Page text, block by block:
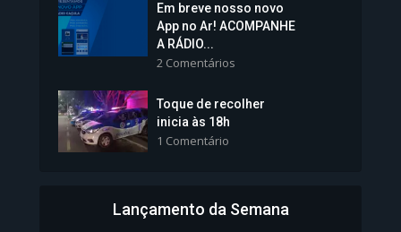
Vice-Prefeita Sheila Lemos
tomará posse nesta...
1.101 Modos de exibição
Bahia inicia emissão da
Em breve nosso novo
App no Ar! ACOMPANHE
A RÁDIO...
2 Comentários
Toque de recolher
inicia às 18h
1 Comentário
Lançamento da Semana